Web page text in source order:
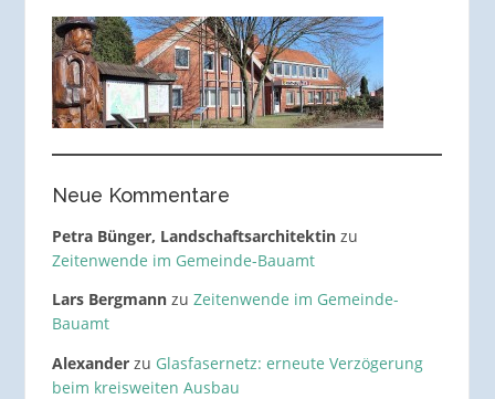
Neue Kommentare
Petra Bünger, Landschaftsarchitektinzu
Zeitenwende im Gemeinde-Bauamt
Lars Bergmannzu Zeitenwende im Gemeinde-
Bauamt
Alexanderzu Glasfasernetz: erneute Verzögerung
beim kreisweiten Ausbau